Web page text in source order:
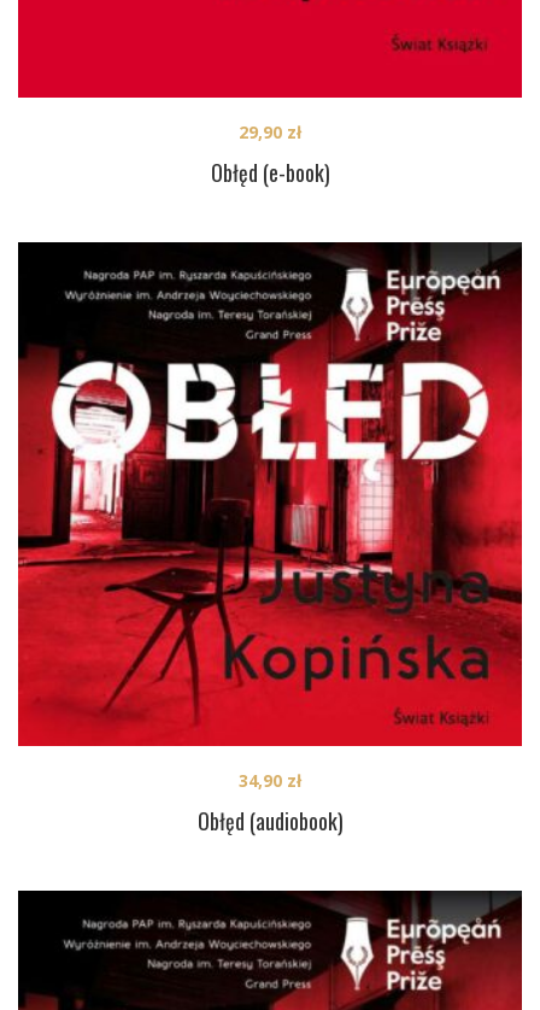
Obłęd (e-book)
29,90 zł
Obłęd (audiobook)
34,90 zł